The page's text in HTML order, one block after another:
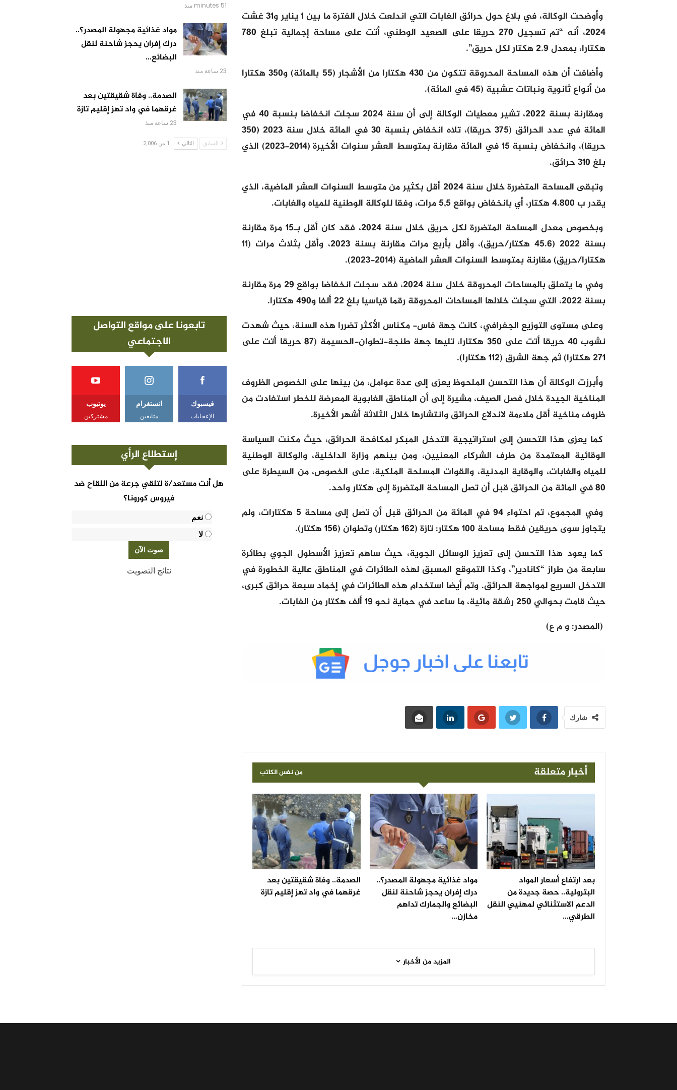
وأوضحت الوكالة، في بلاغ حول حرائق الغابات التي اندلعت خلال الفترة ما بين 1 يناير و31 غشت
2024، أنه “تم تسجيل 270 حريقا على الصعيد الوطني، أتت على مساحة إجمالية تبلغ 780
هكتارا، بمعدل 2.9 هكتار لكل حريق”.
وأضافت أن هذه المساحة المحروقة تتكون من 430 هكتارا من الأشجار (55 بالمائة) و350 هكتارا
من أنواع ثانوية ونباتات عشبية (45 في المائة).
ومقارنة بسنة 2022، تشير معطيات الوكالة إلى أن سنة 2024 سجلت انخفاضا بنسبة 40 في
المائة في عدد الحرائق (375 حريقا)، تلاه انخفاض بنسبة 30 في المائة خلال سنة 2023 (350
حريقا)، وانخفاض بنسبة 15 في المائة مقارنة بمتوسط العشر سنوات الأخيرة (2014-2023) الذي
بلغ 310 حرائق.
وتبقى المساحة المتضررة خلال سنة 2024 أقل بكثير من متوسط السنوات العشر الماضية، الذي
يقدر ب 4.800 هكتار، أي بانخفاض بواقع 5,5 مرات، وفقا للوكالة الوطنية للمياه والغابات.
وبخصوص معدل المساحة المتضررة لكل حريق خلال سنة 2024، فقد كان أقل بـ15 مرة مقارنة
بسنة 2022 (45.6 هكتار/حريق)، وأقل بأربع مرات مقارنة بسنة 2023، وأقل بثلاث مرات (11
هكتارا/حريق) مقارنة بمتوسط السنوات العشر الماضية (2014-2023).
وفي ما يتعلق بالمساحات المحروقة خلال سنة 2024، فقد سجلت انخفاضا بواقع 29 مرة مقارنة
بسنة 2022، التي سجلت خلالها المساحات المحروقة رقما قياسيا بلغ 22 ألفا و490 هكتارا.
وعلى مستوى التوزيع الجغرافي، كانت جهة فاس- مكناس الأكثر تضررا هذه السنة، حيث شهدت
نشوب 40 حريقا أتت على 350 هكتارا، تليها جهة طنجة-تطوان-الحسيمة (87 حريقا أتت على
271 هكتارا) ثم جهة الشرق (112 هكتارا).
وأبرزت الوكالة أن هذا التحسن الملحوظ يعزى إلى عدة عوامل، من بينها على الخصوص الظروف
المناخية الجيدة خلال فصل الصيف، مشيرة إلى أن المناطق الغابوية المعرضة للخطر استفادت من
ظروف مناخية أقل ملاءمة لاندلاع الحرائق وانتشارها خلال الثلاثة أشهر الأخيرة.
كما يعزى هذا التحسن إلى استراتيجية التدخل المبكر لمكافحة الحرائق، حيث مكنت السياسة
الوقائية المعتمدة من طرف الشركاء المعنيين، ومن بينهم وزارة الداخلية، والوكالة الوطنية
للمياه والغابات، والوقاية المدنية، والقوات المسلحة الملكية، على الخصوص، من السيطرة على
80 في المائة من الحرائق قبل أن تصل المساحة المتضررة إلى هكتار واحد.
وفي المجموع، تم احتواء 94 في المائة من الحرائق قبل أن تصل إلى مساحة 5 هكتارات، ولم
يتجاوز سوى حريقين فقط مساحة 100 هكتار: تازة (162 هكتار) وتطوان (156 هكتار).
كما يعود هذا التحسن إلى تعزيز الوسائل الجوية، حيث ساهم تعزيز الأسطول الجوي بطائرة
سابعة من طراز “كانادير”، وكذا التموقع المسبق لهذه الطائرات في المناطق عالية الخطورة في
التدخل السريع لمواجهة الحرائق. وتم أيضا استخدام هذه الطائرات في إخماد سبعة حرائق كبرى،
حيث قامت بحوالي 250 رشقة مائية، ما ساعد في حماية نحو 19 ألف هكتار من الغابات.
(المصدر: و م ع)
شارك
أخبار متعلقة من نفس الكاتب
بعد ارتفاع أسعار المواد
البترولية.. حصة جديدة من
الدعم الاستثنائي لمهنيي النقل
الطرقي…
مواد غذائية مجهولة المصدر؟..
درك إفران يحجز شاحنة لنقل
البضائع والجمارك تداهم
مخازن…
الصدمة.. وفاة شقيقتين بعد
غرقهما في واد تهز إقليم تازة
المزيد من الأخبار
51 minutes منذ
مواد غذائية مجهولة المصدر؟..
درك إفران يحجز شاحنة لنقل
البضائع…
23 ساعة منذ
الصدمة.. وفاة شقيقتين بعد
غرقهما في واد تهز إقليم تازة
23 ساعة منذ
السابق التالي 1 من 2,006
تابعونا على مواقع التواصل
الاجتماعي
فيسبوك
الإعجابات
انستغرام
متابعين
يوتيوب
مشتركين
إستطلاع الرأي
هل أنت مستعد/ة لتلقي جرعة من اللقاح ضد
فيروس كورونا؟
نعم
لا
نتائج التصويت